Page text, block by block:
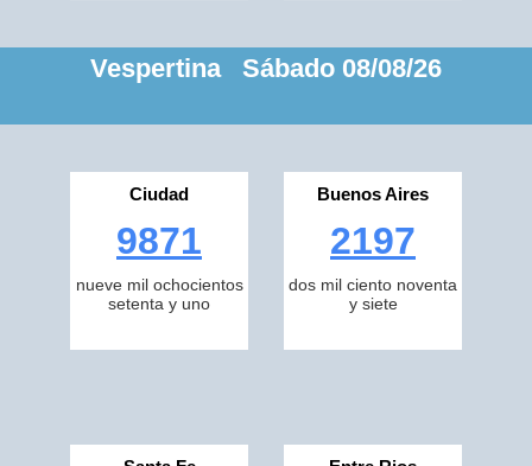
Vespertina Sábado 08/08/26
Ciudad
9871
nueve mil ochocientos
setenta y uno
Buenos Aires
2197
dos mil ciento noventa
y siete